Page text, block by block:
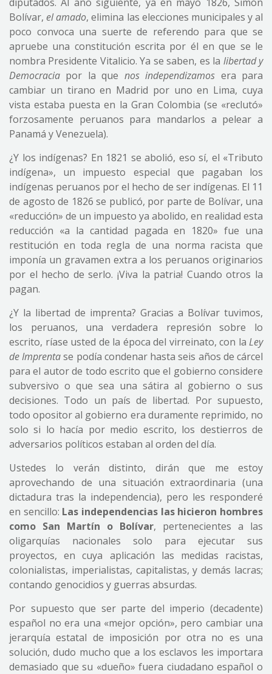
Bolívar,el amado, elimina las elecciones municipales y al
poco convoca una suerte de referendo para que se
apruebe una constitución escrita por él en que se le
nombra Presidente Vitalicio. Ya se saben, es la libertad y
Democracia por la que nos independizamos era para
cambiar un tirano en Madrid por uno en Lima, cuya
vista estaba puesta en la Gran Colombia (se «reclutó»
forzosamente peruanos para mandarlos a pelear a
Panamá y Venezuela).
¿Y los indígenas? En 1821 se abolió, eso sí, el «Tributo
indígena», un impuesto especial que pagaban los
indígenas peruanos por el hecho de ser indígenas. El 11
de agosto de 1826 se publicó, por parte de Bolívar, una
«reducción» de un impuesto ya abolido, en realidad esta
reducción «a la cantidad pagada en 1820» fue una
restitución en toda regla de una norma racista que
imponía un gravamen extra a los peruanos originarios
por el hecho de serlo. ¡Viva la patria! Cuando otros la
pagan.
¿Y la libertad de imprenta? Gracias a Bolívar tuvimos,
los peruanos, una verdadera represión sobre lo
escrito, ríase usted de la época del virreinato, con la Ley
de Imprentase podía condenar hasta seis años de cárcel
para el autor de todo escrito que el gobierno considere
subversivo o que sea una sátira al gobierno o sus
decisiones. Todo un país de libertad. Por supuesto,
todo opositor al gobierno era duramente reprimido, no
solo si lo hacía por medio escrito, los destierros de
adversarios políticos estaban al orden del día.
Ustedes lo verán distinto, dirán que me estoy
aprovechando de una situación extraordinaria (una
dictadura tras la independencia), pero les responderé
en sencillo: Las independencias las hicieron hombres
como San Martín o Bolívar, pertenecientes a las
oligarquías nacionales solo para ejecutar sus
proyectos, en cuya aplicación las medidas racistas,
colonialistas, imperialistas, capitalistas, y demás lacras;
contando genocidios y guerras absurdas.
Por supuesto que ser parte del imperio (decadente)
español no era una «mejor opción», pero cambiar una
jerarquía estatal de imposición por otra no es una
solución, dudo mucho que a los esclavos les importara
demasiado que su «dueño» fuera ciudadano español o